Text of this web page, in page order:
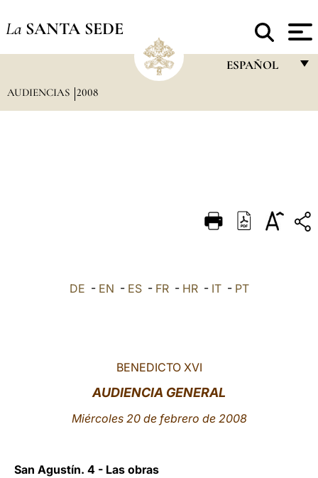
La SANTA SEDE
ESPAÑOL
DEUTSCH
العربيّة
AUDIENCIAS 2008
DE - EN - ES- FR- HR- IT- PT
BENEDICTO XVI
AUDIENCIA GENERAL
Miércoles 20 de febrero de 2008
San Agustín. 4 - Las obras